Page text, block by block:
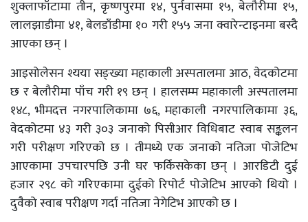
शुक्लाफाँटामा तीन, कृष्णपुरमा १४, पुर्नवासमा १५, बेलौरीमा १५,
लालझाडीमा ४१, बेलडाँडीमा १० गरी १५५ जना क्वारेन्टाइनमा बस्दै
आएका छन् ।
आइसोलेसन श्यया सङ्ख्या महाकाली अस्पतालमा आठ, वेदकोटमा
छ र बेलौरीमा पाँच गरी १९ छन् । हालसम्म महाकाली अस्पतालमा
१४८, भीमदत्त नगरपालिकामा ७६, महाकाली नगरपालिकामा ३६,
वेदकोटमा ४३ गरी ३०३ जनाको पिसीआर विधिबाट स्वाब सङ्कलन
गरी परीक्षण गरिएको छ । तीमध्ये एक जनाको नतिजा पोजेटिभ
आएकामा उपचारपछि उनी घर फर्किसकेका छन् । आरडिटी दुई
हजार २९८ को गरिएकामा दुईको रिपोर्ट पोजेटिभ आएको थियो ।
दुवैको स्वाब परीक्षण गर्दा नतिजा नेगेटिभ आएको छ ।